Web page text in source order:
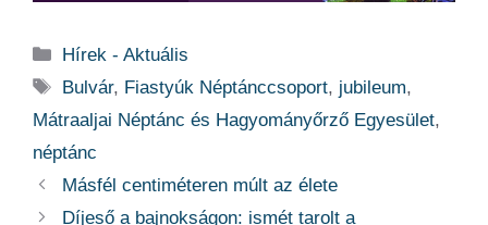
Kategória
Hírek - Aktuális
Címkék
Bulvár, Fiastyúk Néptánccsoport, jubileum,
Mátraaljai Néptánc és Hagyományőrző Egyesület,
néptánc
Másfél centiméteren múlt az élete
Díjeső a bajnokságon: ismét tarolt a